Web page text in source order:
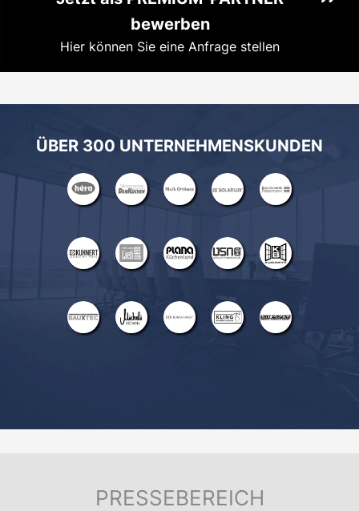
bewerben
Hier können Sie eine Anfrage stellen
ÜBER 300 UNTERNEHMENSKUNDEN
PRESSEBEREICH